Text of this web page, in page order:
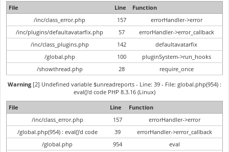
File
Line
Function
/inc/class_error.php
157
errorHandler->error
/inc/plugins/defaultavatarfix.php
57
errorHandler->error_callback
/inc/class_plugins.php
142
defaultavatarfix
/global.php
100
pluginSystem->run_hooks
/showthread.php
28
require_once
Warning [2] Undefined variable $unreadreports - Line: 39 - File: global.php(954) :
eval()'d code PHP 8.3.16 (Linux)
File
Line
Function
/inc/class_error.php
157
errorHandler->error
/global.php(954) : eval()'d code
39
errorHandler->error_callback
/global.php
954
eval